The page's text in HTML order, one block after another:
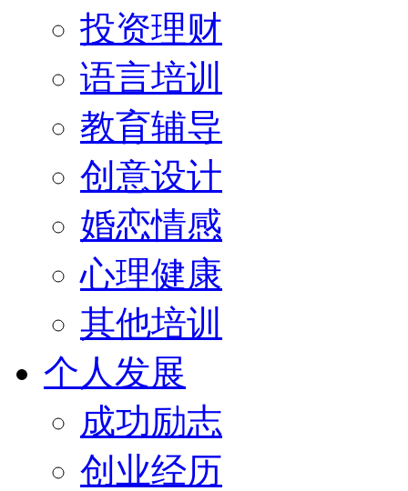
投资理财
语言培训
教育辅导
创意设计
婚恋情感
心理健康
其他培训
个人发展
成功励志
创业经历